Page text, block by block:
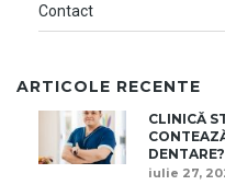
Contact
ARTICOLE RECENTE
CLINICĂ
iulie 27,